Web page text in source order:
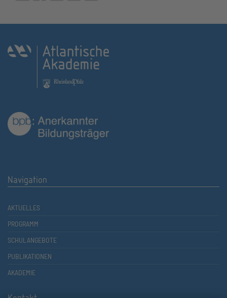
Navigation
AKTUELLES
PROGRAMM
SCHULANGEBOTE
PUBLIKATIONEN
AKADEMIE